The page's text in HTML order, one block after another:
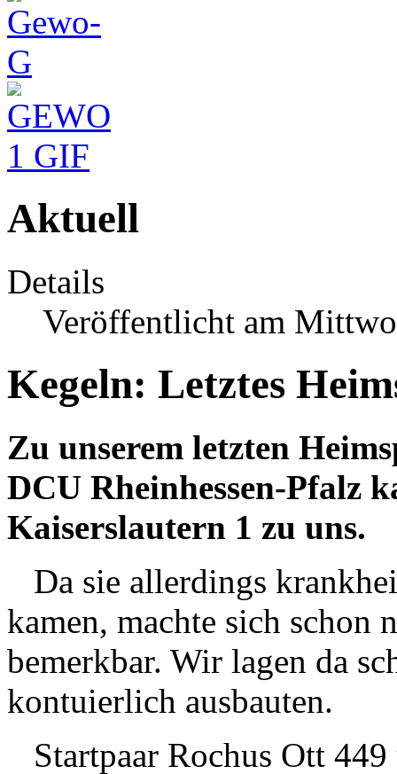
Aktuell
Details
Veröffentlicht am
Kegeln: Letztes
Zu unserem letzten
DCU Rheinhessen-Pfalz
Kaiserslautern 1 zu uns.
Da sie allerdings
kamen, machte sich schon
bemerkbar. Wir lagen da
kontuierlich ausbauten.
Startpaar Rochus Ott